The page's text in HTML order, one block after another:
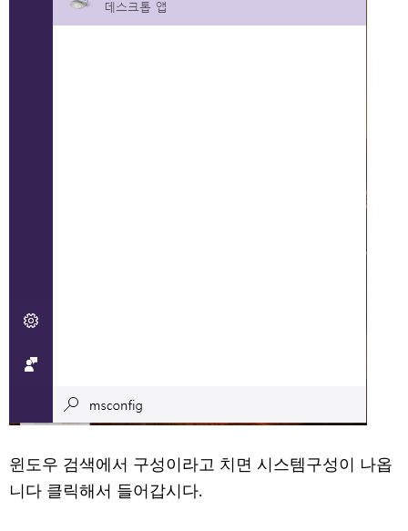
윈도우 검색에서 구성이라고 치면 시스템구성이 나옵
니다 클릭해서 들어갑시다.